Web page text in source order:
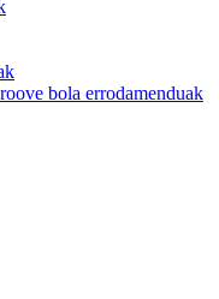
bola errodamenduak